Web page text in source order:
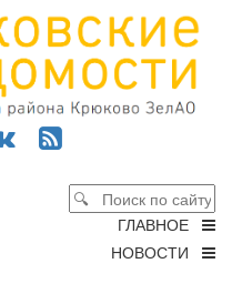
ГЛАВНОЕ
НОВОСТИ